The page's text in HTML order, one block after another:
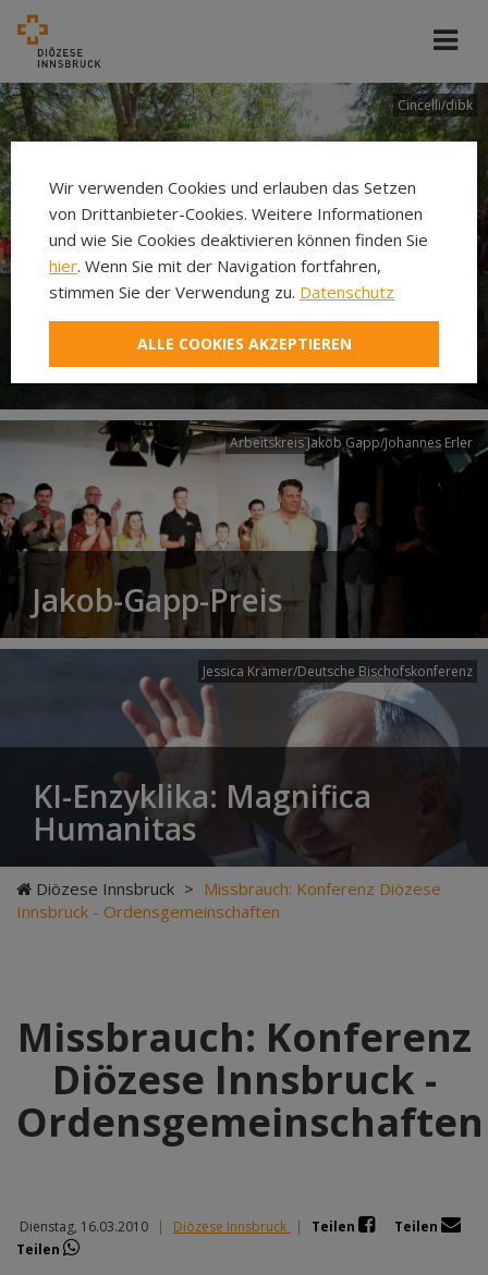
Cincelli/dibk
Neuer Pilgerweg Via
Laudato si’
Arbeitskreis Jakob Gapp/Johannes Erler
Jakob-Gapp-Preis
Jessica Krämer/Deutsche Bischofskonferenz
KI-Enzyklika: Magnifica
Humanitas
Diözese Innsbruck > Missbrauch: Konferenz Diözese
Innsbruck - Ordensgemeinschaften
Missbrauch: Konferenz
Diözese Innsbruck -
Ordensgemeinschaften
Dienstag, 16.03.2010 | Diözese Innsbruck | Teilen
Teilen
Teilen
Wir verwenden Cookies und erlauben das Setzen
von Drittanbieter-Cookies. Weitere Informationen
und wie Sie Cookies deaktivieren können finden Sie
hier. Wenn Sie mit der Navigation fortfahren,
stimmen Sie der Verwendung zu. Datenschutz
ALLE COOKIES AKZEPTIEREN